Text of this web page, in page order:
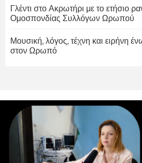
Γλέντι στο Ακρωτήρι με το ετήσιο
Ομοσπονδίας Συλλόγων Ωρωπού
Μουσική, λόγος, τέχνη και ειρήνη
στον Ωρωπό